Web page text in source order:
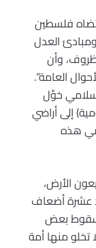
فلسطين
العدل
وأن
العامة”.
خوَّل
إلى أراضي
هذه
الأرض،
عشرة أضعاف
سقوط بعض
منها أمة